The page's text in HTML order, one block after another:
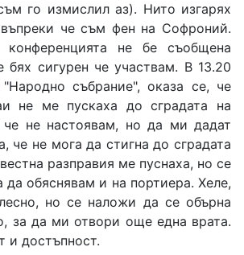
го измислил аз). Нито изгарях
че съм фен на Софроний.
конференцията не бе съобщена
бях сигурен че участвам. В 13.20
събрание", оказа се, че
не ме пускаха до сградата на
не настоявам, но да ми дадат
че не мога да стигна до сградата
разправия ме пуснаха, но се
да обяснявам и на портиера. Хеле,
но се наложи да се обърна
за да ми отвори още една врата.
и достъпност.